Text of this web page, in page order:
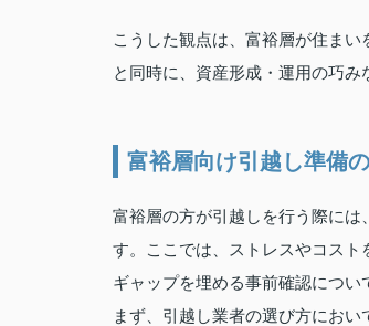
こうした観点は、富裕層が住ま
と同時に、資産形成・運用の巧み
富裕層向け引越し準備
富裕層の方が引越しを行う際に
す。ここでは、ストレスやコス
ギャップを埋める事前確認につい
まず、引越し業者の選び方にお